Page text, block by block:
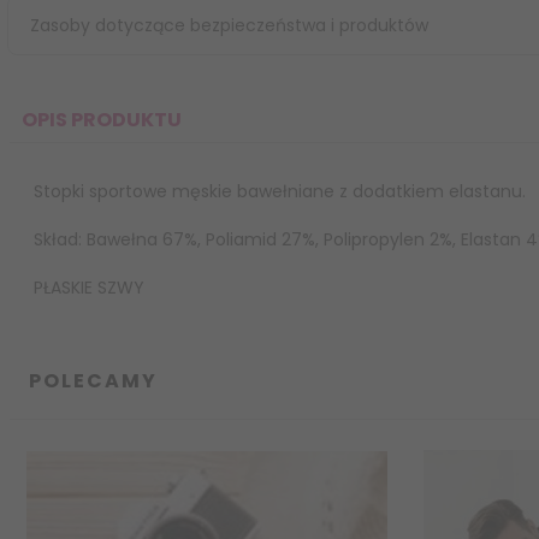
Zasoby dotyczące bezpieczeństwa i produktów
OPIS PRODUKTU
Stopki sportowe męskie bawełniane z dodatkiem elastanu.
Skład: Bawełna 67%, Poliamid 27%, Polipropylen 2%, Elastan
PŁASKIE SZWY
POLECAMY